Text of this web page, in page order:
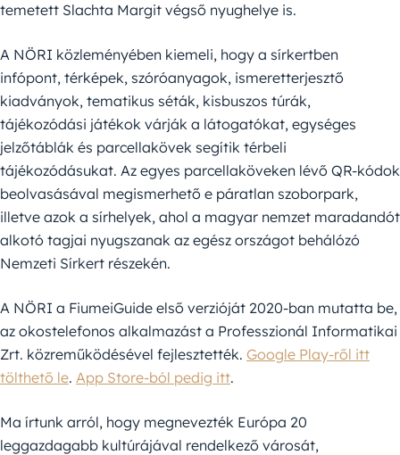
temetett Slachta Margit végső nyughelye is.
A NÖRI közleményében kiemeli, hogy a sírkertben
infópont, térképek, szóróanyagok, ismeretterjesztő
kiadványok, tematikus séták, kisbuszos túrák,
tájékozódási játékok várják a látogatókat, egységes
jelzőtáblák és parcellakövek segítik térbeli
tájékozódásukat. Az egyes parcellaköveken lévő QR-kódok
beolvasásával megismerhető e páratlan szoborpark,
illetve azok a sírhelyek, ahol a magyar nemzet maradandót
alkotó tagjai nyugszanak az egész országot behálózó
Nemzeti Sírkert részekén.
A NÖRI a FiumeiGuide első verzióját 2020-ban mutatta be,
az okostelefonos alkalmazást a Professzionál Informatikai
Zrt. közreműködésével fejlesztették. Google Play-ről itt
tölthető le. App Store-ból pedig itt.
Ma írtunk arról, hogy megnevezték Európa 20
leggazdagabb kultúrájával rendelkező városát,